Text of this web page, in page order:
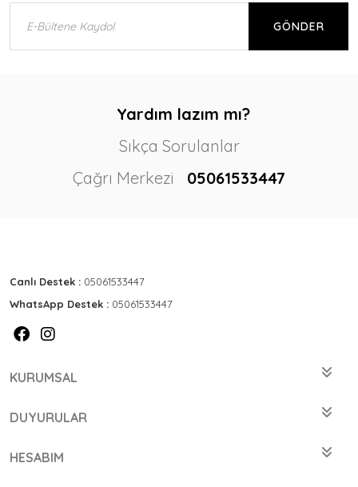
GÖNDER
Yardım lazım mı?
Sıkça Sorulanlar
Çağrı Merkezi
05061533447
Canlı Destek : 05061533447
WhatsApp Destek : 05061533447
KURUMSAL
DUYURULAR
HESABIM